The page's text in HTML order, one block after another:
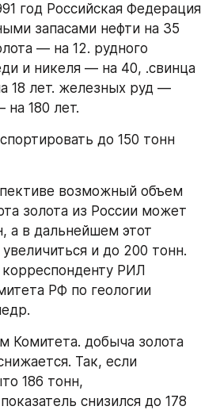
год Российская Федерация
запасами нефти на 35
— на 12. рудного
и никеля — на 40, .свинца
18 лет. железных руд —
на 180 лет.
до 150 тонн
возможный объем
золота из России может
а в дальнейшем этот
и до 200 тонн.
РИЛ
РФ по геологии
Комитета. добыча золота
Так, если
186 тонн,
показатель снизился до 178